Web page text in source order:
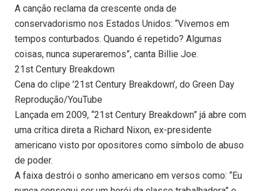
A canção reclama da crescente onda de
conservadorismo nos Estados Unidos: “Vivemos em
tempos conturbados. Quando é repetido? Algumas
coisas, nunca superaremos”, canta Billie Joe.
21st Century Breakdown
Cena do clipe ’21st Century Breakdown’, do Green Day
Reprodução/YouTube
Lançada em 2009, “21st Century Breakdown” já abre com
uma crítica direta a Richard Nixon, ex-presidente
americano visto por opositores como símbolo de abuso
de poder.
A faixa destrói o sonho americano em versos como: “Eu